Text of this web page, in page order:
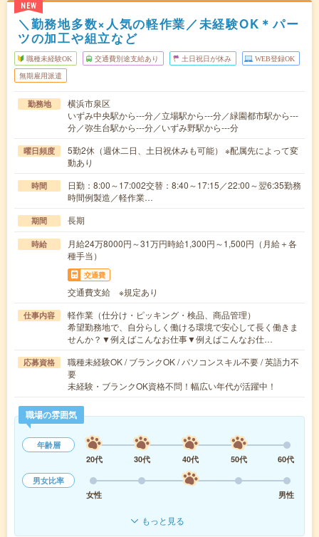
NEW
＼勤務地多数×人気の軽作業／未経験OK＊パー
ツの加工や組立など
職種未経験OK 交通費別途支給あり 土日祝日が休み WEB登録OK
無期雇用派遣
勤務地
横浜市泉区
いずみ中央駅から---分／立場駅から---分／緑園都市駅から---
分／弥生台駅から---分／いずみ野駅から---分
曜日頻度
5勤2休（週休二日、土日祝休みも可能） ※配属先によって変
動あり
時間
日勤：8:00～17:002交替：8:40～17:15／22:00～翌6:35勤務
時間例製造／軽作業…
期間 長期
時給
月給24万8000円～31万円時給1,300円～1,500円（月給＋各
種手当）
交通費
交通費支給 ※規定あり
仕事内容
軽作業（仕分け・ピッキング・検品、商品管理）
希望勤務地で、自分らしく働ける環境で安心して長く働きま
せんか？▼例えばこんなお仕事▼例えばこんなお仕…
応募資格
職種未経験OK / ブランクOK / パソコンスキル不要 / 英語力不
要
未経験・ブランクOK資格不問！幅広い年代が活躍中！
職場の雰囲気
年齢層
20代
30代 40代 50代
60代
男女比率
女性
男性
もっと見る